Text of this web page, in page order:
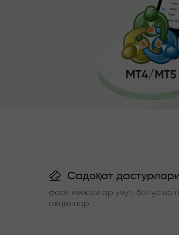
Садоқат
фаол мижозлар учун бонус ва
акциялар